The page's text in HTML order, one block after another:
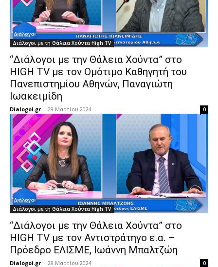
Διάλογοι με τη Θάλεια Χούντα High TV
“Διάλογοι με την Θάλεια Χούντα” στο
HIGH TV με τον Ομότιμο Καθηγητή του
Πανεπιστημίου Αθηνών, Παναγιώτη
Ιωακειμίδη
Dialogoi.gr - 28 Μαρτίου 2024 0
Διάλογοι με τη Θάλεια Χούντα High TV
“Διάλογοι με την Θάλεια Χούντα” στο
HIGH TV με τον Αντιστράτηγο ε.α. –
Πρόεδρο ΕΛΙΣΜΕ, Ιωάννη Μπαλτζώη
Dialogoi.gr - 28 Μαρτίου 2024 0